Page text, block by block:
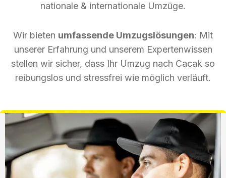
nationale & internationale Umzüge.
Wir bieten umfassende Umzugslösungen: Mit
unserer Erfahrung und unserem Expertenwissen
stellen wir sicher, dass Ihr Umzug nach Cacak so
reibungslos und stressfrei wie möglich verläuft.